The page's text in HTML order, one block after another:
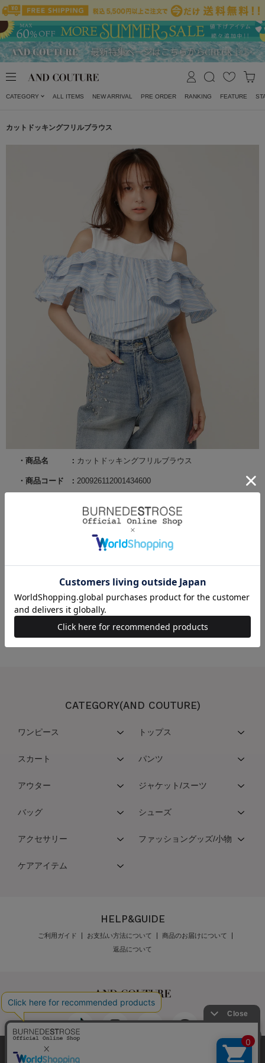
CATEGORY ALL ITEMS NEW ARRIVAL PRE ORDER RANKING FEATURE
カットドッキングフリルブラウス
商品名 カットドッキングフリルブラウス
商品コード 200926112001434600
ブルー
この商品を取り扱っている店舗
こちらの商品は取扱い店舗一覧サービスを停止させていただいております
CATEGORY(AND COUTURE)
ワンピース トップス
スカート パンツ
アウター ジャケット/スーツ
バッグ シューズ
アクセサリー ファッショングッズ/小物
ケアアイテム
HELP&GUIDE
ご利用ガイド お支払い方法について
商品のお届けについて
返品について
弊社はCookieを利用し、Webの利便性向上に努め
最新の在庫数は店舗へお電話下さい